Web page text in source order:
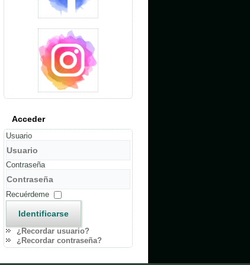
Acceder
Usuario
Contraseña
Recuérdeme
Identificarse
¿Recordar usuario?
¿Recordar contraseña?